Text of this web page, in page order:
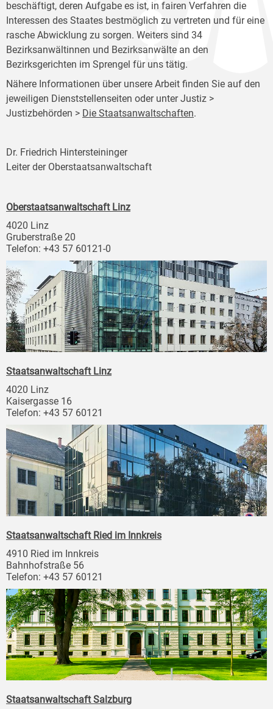
beschäftigt, deren Aufgabe es ist, in fairen Verfahren die
Interessen des Staates bestmöglich zu vertreten und für eine
rasche Abwicklung zu sorgen. Weiters sind 34
Bezirksanwältinnen und Bezirksanwälte an den
Bezirksgerichten im Sprengel für uns tätig.
Nähere Informationen über unsere Arbeit finden Sie auf den
jeweiligen Dienststellenseiten oder unter Justiz >
Justizbehörden > Die Staatsanwaltschaften.
Dr. Friedrich Hintersteininger
Leiter der Oberstaatsanwaltschaft
Oberstaatsanwaltschaft Linz
4020 Linz
Gruberstraße 20
Telefon: +43 57 60121-0
Staatsanwaltschaft Linz
4020 Linz
Kaisergasse 16
Telefon: +43 57 60121
Staatsanwaltschaft Ried im Innkreis
4910 Ried im Innkreis
Bahnhofstraße 56
Telefon: +43 57 60121
Staatsanwaltschaft Salzburg